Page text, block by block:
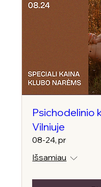
Psichodelinio
Vilniuje
08-24, pr
Išsamiau